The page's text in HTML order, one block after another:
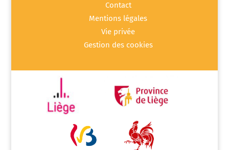
Contact
Mentions légales
Vie privée
Gestion des cookies